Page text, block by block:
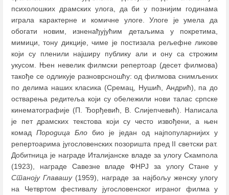
психолошких драмских улога, да би у познијим годинама
играла карактерне и комичне улоге. Улоге је умела да
обогати новим, изненађујућим детаљима у покретима,
мимици, тону дикције, чиме је постизала рељефне ликове
који су пленили најширу публику али и ону са строжим
укусом. Њен невелик филмски репертоар (десет филмова)
такође се одликује разноврсношћу: од филмова снимљених
по делима наших класика (Сремац, Нушић, Андрић), па до
остварења редитеља који су обележили нови талас српске
кинематографије (П. Ђорђевић, В. Слијепчевић). Написала
је пет драмских текстова који су често извођени, а њен
комад Породица Бло био је један од најпопуларнијих у
репертоарима југословенских позоришта пред II светски рат.
Добитница је награде Италијанске владе за улогу Скампола
(1923), награде Савезне владе ФНРЈ за улогу Стане у
Станоју Главашу(1959), награде за најбољу женску улогу
на Четвртом фестивалу југословенског играног филма у